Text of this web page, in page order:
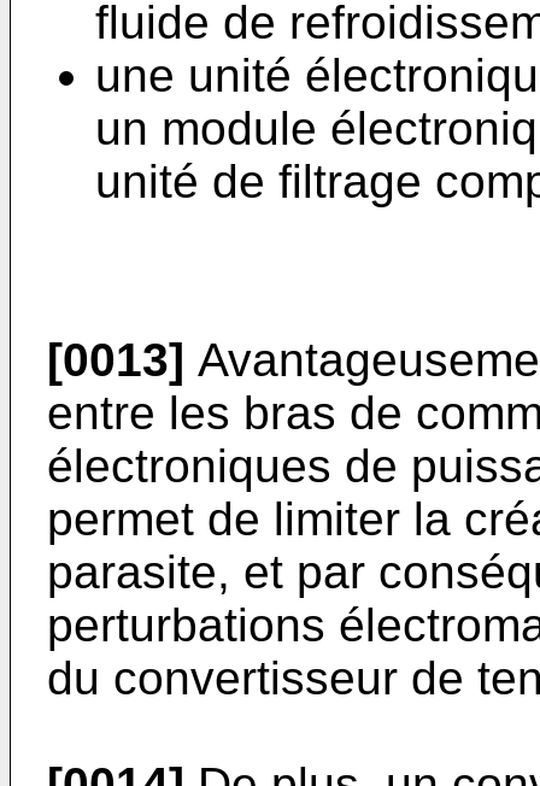
fluide de
une unité
un module
unité de filtrage
[0013]
entre les bras de
électroniques de
permet de limiter la
parasite, et par
perturbations
du convertisseur de